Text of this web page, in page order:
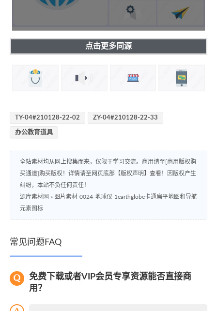
点击更多同源
TY-04#210128-22-02 ZY-04#210128-22-33
办公教育道具
全站素材均从网上搜集而来，仅限于学习交流。商用请至[商用版权购
买通道]购买版权！详情请至网页底部【版权声明】查看！因版权产生
纠纷，本站不负任何责任！
源库素材网 » 图片素材-0024-地球仪-1earthglobe卡通扁平地图和导航
元素图标
常见问题FAQ
免费下载或者VIP会员专享资源能否直接商
用？